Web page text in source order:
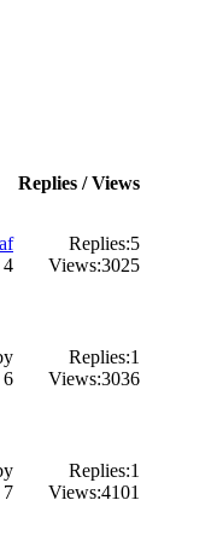
Replies / Views
Replies:5
Views:3025
4 years 9 months ago
Replies:1
Views:3036
6 years 10 months ago
Replies:1
Views:4101
7 years 8 months ago